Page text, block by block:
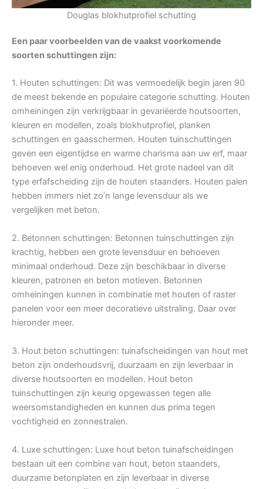
Douglas blokhutprofiel schutting
Een paar voorbeelden van de vaakst voorkomende
soorten schuttingen zijn:
1. Houten schuttingen: Dit was vermoedelijk begin jaren 90
de meest bekende en populaire categorie schutting. Houten
omheiningen zijn verkrijgbaar in gevariëerde houtsoorten,
kleuren en modellen, zoals blokhutprofiel, planken
schuttingen en gaasschermen. Houten tuinschuttingen
geven een eigentijdse en warme charisma aan uw erf, maar
behoeven wel enig onderhoud. Het grote nadeel van dit
type erfafscheiding zijn de houten staanders. Houten palen
hebben immers niet zo’n lange levensduur als we
vergelijken met beton.
2. Betonnen schuttingen: Betonnen tuinschuttingen zijn
krachtig, hebben een grote levensduur en behoeven
minimaal onderhoud. Deze zijn beschikbaar in diverse
kleuren, patronen en beton motieven. Betonnen
omheiningen kunnen in combinatie met houten of raster
panelen voor een meer decoratieve uitstraling. Daar over
hieronder meer.
3. Hout beton schuttingen: tuinafscheidingen van hout met
beton zijn onderhoudsvrij, duurzaam en zijn leverbaar in
diverse houtsoorten en modellen. Hout beton
tuinschuttingen zijn keurig opgewassen tegen alle
weersomstandigheden en kunnen dus prima tegen
vochtigheid en zonnestralen.
4. Luxe schuttingen: Luxe hout beton tuinafscheidingen
bestaan uit een combine van hout, beton staanders,
duurzame betonplaten en zijn leverbaar in diverse